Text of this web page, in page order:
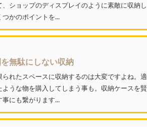
ショップのディスプレイのように素敵に収納し
かのポイントを...
無駄にしない収納
れたスペースに収納するのは大変ですよね。適
うな物を購入してしまう事も。収納ケースを賢
にも繋がります...